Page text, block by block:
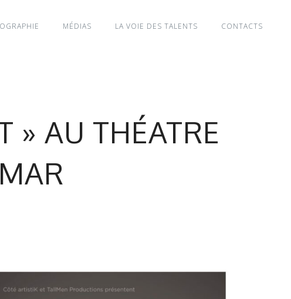
MÉDIAS LA VOIE DES TALENTS CONTACTS
» AU THÉATRE